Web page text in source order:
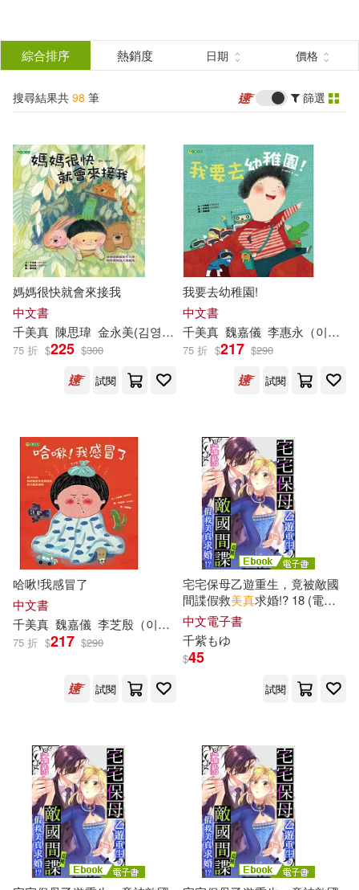
結
篩
選
分類 (單選)
所有商品(98) 圖書(23)
影音(3) 雜誌(9)
電子書(63) 展開
作者 (可複選)
千紫もゆ(24) 翔田千里(7)
Mellow Moon(3) 内田彩乃(3)
吳姿樺(3)
夫淵晶(3)
寺島千鶴(3) 廖啟均(3)
彭翠瑛(3) 徐俊文(3)
曾祥宇(3) 江婉琦(3)
洪敏真(3) 溫美玉(3)
王光輝(3) 真木静乃(3)
羅漪文(3)
詹佳惠(3) 近藤郁美(3)
出版社 (可複選)
悅文社(24)
千華駐科技(6) 尖端(6)
MTEX(4) YAMABUKI(4)
時報出版(3)
PRESTIGE(2)
人民美術出版社(2)
KADOKAWA(1) Milkyway(1)
展開
配送方式 (可複選)
可海外宅配(35)
可港澳店取(33)
可新加坡店取(32)
綜合排序 熱銷度 日期 價格
搜尋結果共 98 筆 篩選
媽媽很快就會來接我
中文書
千美真 陳思瑋 金永美(김영미)
75 折 $225 $300
試閱
我要去幼稚園!
中文書
千美真 魏嘉儀 李惠永（이혜영）
75 折 $217 $290
試閱
哈啾!我感冒了
中文書
千美真 魏嘉儀 李芝殷（이지은）
75 折 $217 $290
試閱
宅宅保母乙遊重生，竟被敵國
間諜假救美真求婚!? 18 (電子
書)
中文電子書
千紫もゆ
$45
試閱